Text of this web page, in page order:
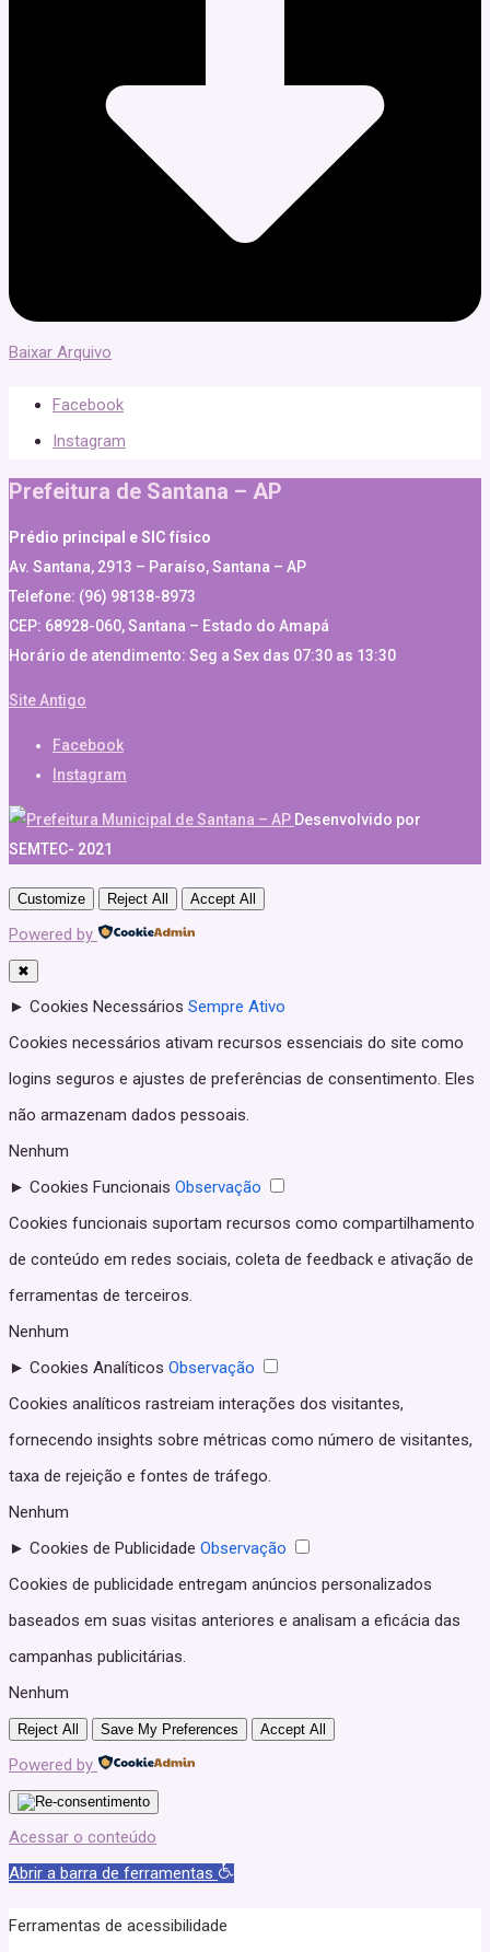
Baixar Arquivo
Facebook
Instagram
Prefeitura de Santana – AP
Prédio principal e SIC físico
Av. Santana, 2913 – Paraíso, Santana – AP
Telefone: (96) 98138-8973
CEP: 68928-060, Santana – Estado do Amapá
Horário de atendimento: Seg a Sex das 07:30 as 13:30
Site Antigo
Facebook
Instagram
Desenvolvido por
SEMTEC- 2021
Customize Reject All Accept All
Powered by
✖
► Cookies Necessários Sempre Ativo
Cookies necessários ativam recursos essenciais do site como
logins seguros e ajustes de preferências de consentimento. Eles
não armazenam dados pessoais.
Nenhum
► Cookies Funcionais Observação
Cookies funcionais suportam recursos como compartilhamento
de conteúdo em redes sociais, coleta de feedback e ativação de
ferramentas de terceiros.
Nenhum
► Cookies Analíticos Observação
Cookies analíticos rastreiam interações dos visitantes,
fornecendo insights sobre métricas como número de visitantes,
taxa de rejeição e fontes de tráfego.
Nenhum
► Cookies de Publicidade Observação
Cookies de publicidade entregam anúncios personalizados
baseados em suas visitas anteriores e analisam a eficácia das
campanhas publicitárias.
Nenhum
Reject All Save My Preferences Accept All
Powered by
Acessar o conteúdo
Abrir a barra de ferramentas
Ferramentas de acessibilidade